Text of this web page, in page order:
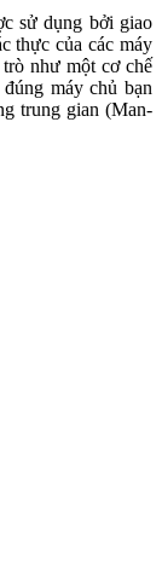
sử dụng bởi giao
thực của các máy
như một cơ chế
máy chủ bạn
trung gian (Man-